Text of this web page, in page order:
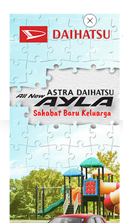
100 Persen RUP,